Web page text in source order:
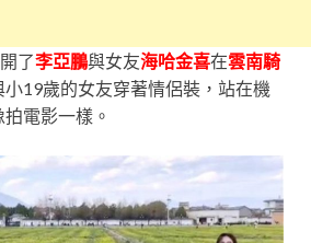
了李亞鵬與女友海哈金喜在雲南騎
19歲的女友穿著情侶裝，站在機
電影一樣。